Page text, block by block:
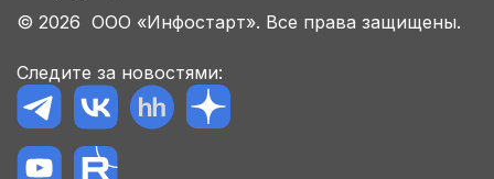
© 2026 ООО «Инфостарт». Все права защищены.
Следите за новостями: